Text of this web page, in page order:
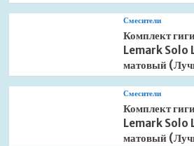
Смесители
Комплект
Lemark Solo
матовый
Смесители
Комплект
Lemark Solo
матовый